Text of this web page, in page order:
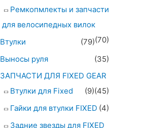
Ремкопмлекты и запчасти
для велосипедных вилок
(70)
Втулки
(79)
Выносы руля
(35)
ЗАПЧАСТИ ДЛЯ FIXED GEAR
(45)
Втулки для Fixed
(9)
Гайки для втулки FIXED (4)
Задние звезды для FIXED